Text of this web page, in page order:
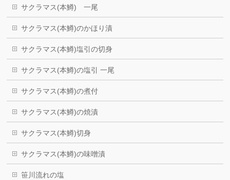
サクラマス(本鱒) 一尾
サクラマス(本鱒)のかほり漬
サクラマス(本鱒)塩引の切身
サクラマス(本鱒)の塩引 一尾
サクラマス(本鱒)の煮付
サクラマス(本鱒)の焼漬
サクラマス(本鱒)切身
サクラマス(本鱒)の味噌漬
笹川流れの塩